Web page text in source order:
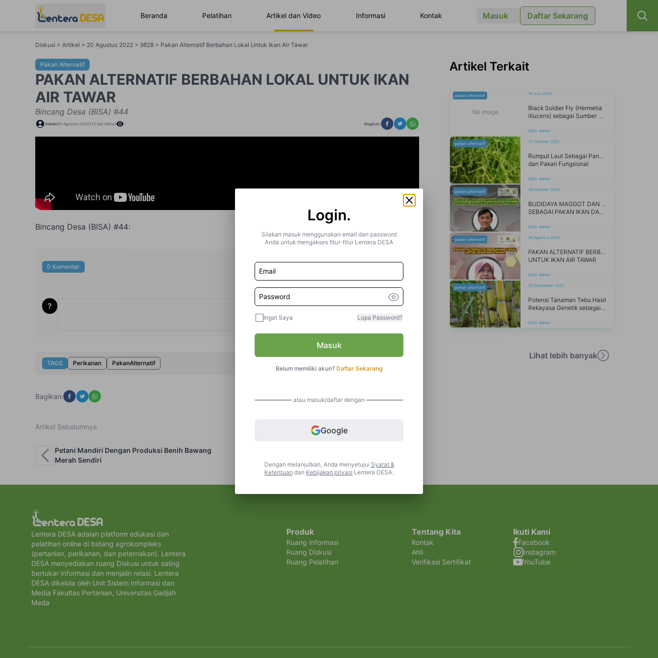
Beranda Pelatihan Artikel dan Video Informasi Kontak Masuk Daftar Sekarang
Login.
Silakan masuk menggunakan email dan password
Anda untuk mengakses fitur-fitur Lentera DESA
Ingat Saya Lupa Password?
Masuk
Belum memiliki akun? Daftar Sekarang
atau masuk/daftar dengan
Google
Dengan melanjutkan, Anda menyetujui Syarat &
Ketentuan dan Kebijakan privasi Lentera DESA.
Diskusi > Artikel > 20 Agustus 2022 > 9828 > Pakan Alternatif Berbahan Lokal Untuk Ikan Air Tawar
Pakan Alternatif
PAKAN ALTERNATIF BERBAHAN LOKAL UNTUK IKAN
AIR TAWAR
Bincang Desa (BISA) #44
Admin20 Agustus 2022215 kali dilihat Bagikan:
Bincang Desa (BISA) #44:
0 Komentar
?
TAGS Perikanan PakanAlternatif
Bagikan:
Artikel Sebelumnya
Petani Mandiri Dengan Produksi Benih Bawang
Merah Sendiri
Artikel Terkait
pakan alternatif
No Image
19 Juni 2020
Black Soldier Fly (Hermetia
illucens) sebagai Sumber Protein Alternatif untuk Pakan Ternak
Oleh: Admin
pakan alternatif 27 Oktober 2021
Rumput Laut Sebagai Pangan
dan Pakan Fungsional
Oleh: Admin
pakan alternatif 29 Oktober 2022
BUDIDAYA MAGGOT DAN POTENSINYA
SEBAGAI PAKAN IKAN DAN TERNAK
Oleh: Admin
pakan alternatif 20 Agustus 2022
PAKAN ALTERNATIF BERBAHAN LOKAL
UNTUK IKAN AIR TAWAR
Oleh: Admin
pakan alternatif 22 Desember 2022
Potensi Tanaman Tebu Hasil
Rekayasa Genetik sebagai Alternatif Pakan Hijauan Murah dan Berkualitas
Oleh: Admin
Lihat lebih banyak
Lentera DESA adalah platform edukasi dan
pelatihan online di bidang agrokompleks
(pertanian, perikanan, dan peternakan). Lentera
DESA menyediakan ruang Diskusi untuk saling
bertukar informasi dan menjalin relasi. Lentera
DESA dikelola oleh Unit Sistem Informasi dan
Media Fakultas Pertanian, Universitas Gadjah
Mada
Produk
Ruang Informasi
Ruang Diskusi
Ruang Pelatihan
Tentang Kita
Kontak
Ahli
Verifikasi Sertifikat
Ikuti Kami
Facebook
Instagram
YouTube